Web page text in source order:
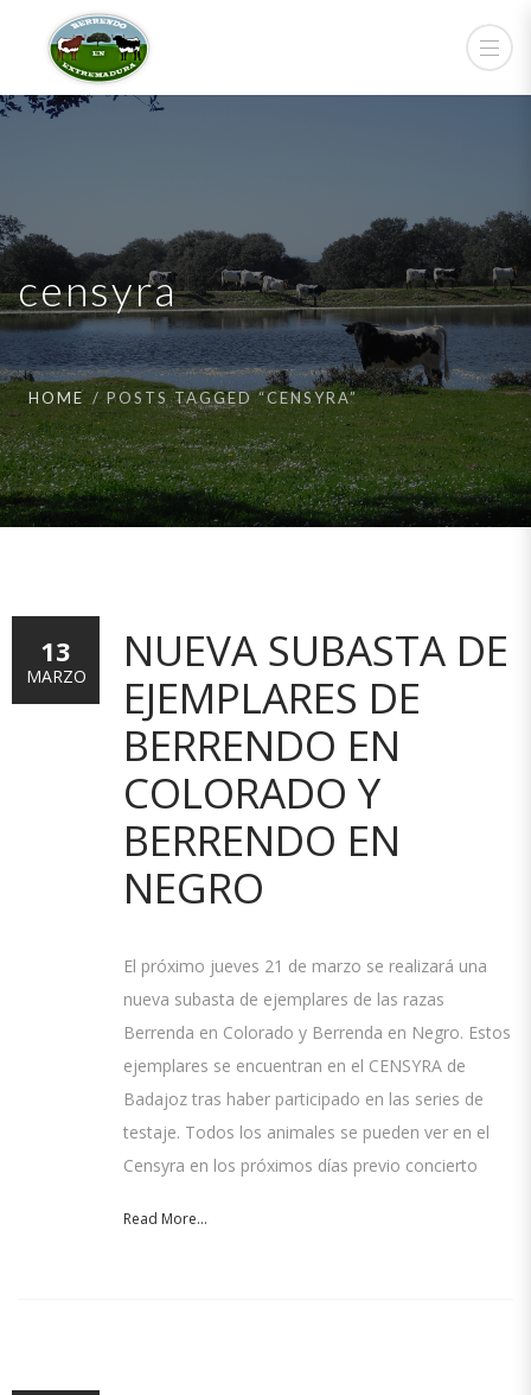
censyra
HOME POSTS TAGGED “CENSYRA”
NUEVA SUBASTA DE
EJEMPLARES DE
BERRENDO EN
COLORADO Y
BERRENDO EN
NEGRO
El próximo jueves 21 de marzo se realizará una
nueva subasta de ejemplares de las razas
Berrenda en Colorado y Berrenda en Negro. Estos
ejemplares se encuentran en el CENSYRA de
Badajoz tras haber participado en las series de
testaje. Todos los animales se pueden ver en el
Censyra en los próximos días previo concierto
Read More...
13
MARZO